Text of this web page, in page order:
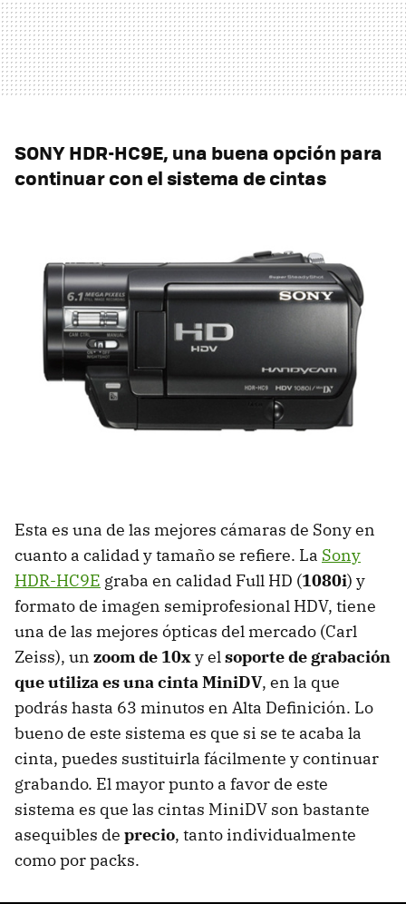
SONYHDR-HC9E, una buena opción para
continuar con el sistema de cintas
Esta es una de las mejores cámaras de Sony en
cuanto a calidad y tamaño se refiere. La Sony
HDR-HC9E graba en calidad Full HD (1080i) y
formato de imagen semiprofesional HDV, tiene
una de las mejores ópticas del mercado (Carl
Zeiss), un zoom de 10xy elsoporte de grabación
que utiliza es una cinta MiniDV, en la que
podrás hasta 63 minutos en Alta Definición. Lo
bueno de este sistema es que si se te acaba la
cinta, puedes sustituirla fácilmente y continuar
grabando. El mayor punto a favor de este
sistema es que las cintas MiniDV son bastante
asequibles de precio, tanto individualmente
como por packs.